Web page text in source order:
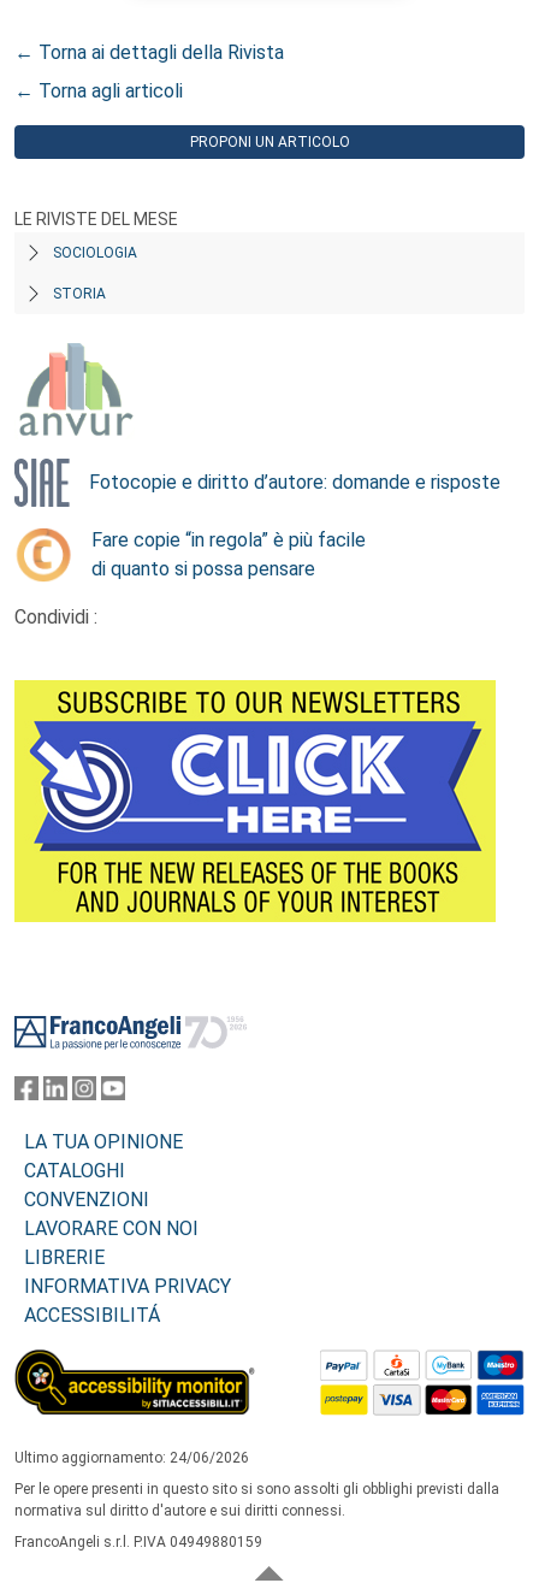
← Torna ai dettagli della Rivista
← Torna agli articoli
PROPONI UN ARTICOLO
LE RIVISTE DEL MESE
SOCIOLOGIA
STORIA
Fotocopie e diritto d’autore: domande e risposte
Fare copie “in regola” è più facile
di quanto si possa pensare
Condividi :
LA TUA OPINIONE
CATALOGHI
CONVENZIONI
LAVORARE CON NOI
LIBRERIE
INFORMATIVA PRIVACY
ACCESSIBILITÁ
Ultimo aggiornamento: 24/06/2026
Per le opere presenti in questo sito si sono assolti gli obblighi previsti dalla
normativa sul diritto d'autore e sui diritti connessi.
FrancoAngeli s.r.l. P.IVA 04949880159